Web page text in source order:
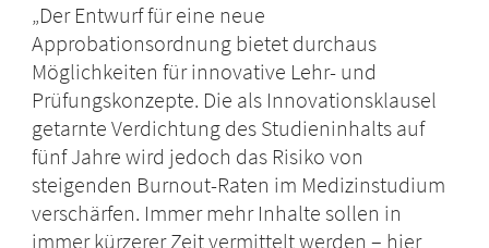
„Der Entwurf für eine neue
Approbationsordnung bietet durchaus
Möglichkeiten für innovative Lehr- und
Prüfungskonzepte. Die als Innovationsklausel
getarnte Verdichtung des Studieninhalts auf
fünf Jahre wird jedoch das Risiko von
steigenden Burnout-Raten im Medizinstudium
verschärfen. Immer mehr Inhalte sollen in
immer kürzerer Zeit vermittelt werden – hier